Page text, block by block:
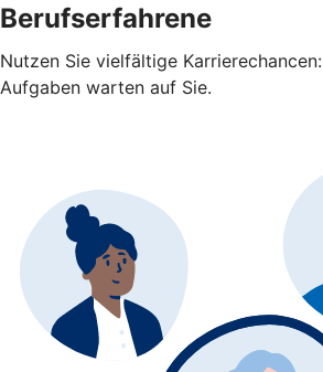
Berufserfahrene
Nutzen Sie vielfältige
Aufgaben warten auf Sie.